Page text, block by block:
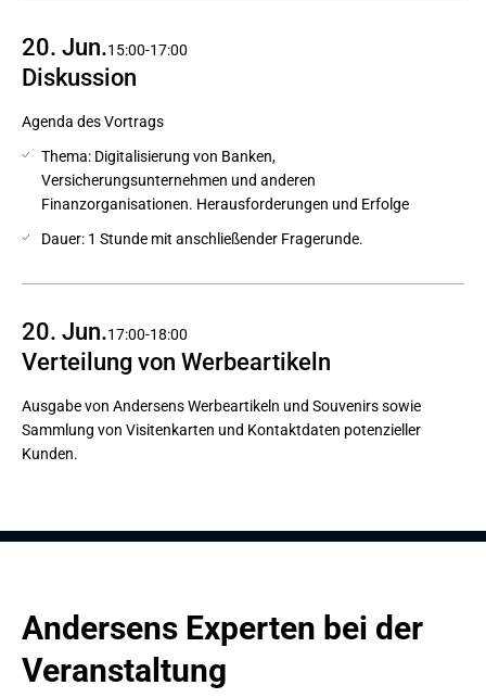
20. Jun.15:00-17:00
Diskussion
Agenda des Vortrags
Thema: Digitalisierung von Banken,
Versicherungsunternehmen und anderen
Finanzorganisationen. Herausforderungen und Erfolge
Dauer: 1 Stunde mit anschließender Fragerunde.
20. Jun.17:00-18:00
Verteilung von Werbeartikeln
Ausgabe von Andersens Werbeartikeln und Souvenirs sowie
Sammlung von Visitenkarten und Kontaktdaten potenzieller
Kunden.
Andersens Experten bei der
Veranstaltung